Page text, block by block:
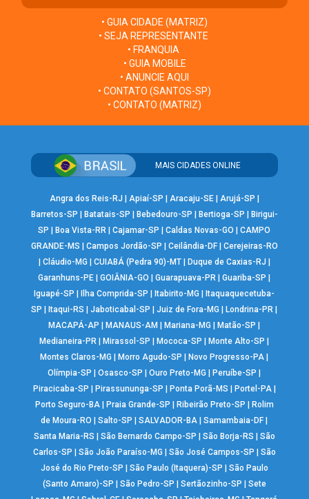
• GUIA CIDADE (MATRIZ)
• SEJA REPRESENTANTE
• FRANQUIA
• GUIA MOBILE
• ANUNCIE AQUI
• CONTATO (SANTOS-SP)
• CONTATO (MATRIZ)
MAIS CIDADES ONLINE
Angra dos Reis-RJ | Apiaí-SP | Aracaju-SE| Arujá-SP |
Barretos-SP | Batatais-SP | Bebedouro-SP | Bertioga-SP | Birigui-
SP |Boa Vista-RR |Cajamar-SP |Caldas Novas-GO |CAMPO
GRANDE-MS | Campos Jordão-SP | Ceilândia-DF| Cerejeiras-RO
| Cláudio-MG | CUIABÁ (Pedra 90)-MT| Duque de Caxias-RJ |
Garanhuns-PE |GOIÂNIA-GO |Guarapuava-PR |Guariba-SP |
Iguapé-SP |Ilha Comprida-SP |Itabirito-MG |Itaquaquecetuba-
SP |Itaqui-RS |Jaboticabal-SP |Juiz de Fora-MG |Londrina-PR |
MACAPÁ-AP |MANAUS-AM |Mariana-MG |Matão-SP |
Medianeira-PR |Mirassol-SP |Mococa-SP |Monte Alto-SP |
Montes Claros-MG |Morro Agudo-SP |Novo Progresso-PA |
Olímpia-SP |Osasco-SP |Ouro Preto-MG |Peruíbe-SP |
Piracicaba-SP | Pirassununga-SP | Ponta Porã-MS | Portel-PA|
Porto Seguro-BA| Praia Grande-SP | Ribeirão Preto-SP | Rolim
de Moura-RO |Salto-SP |SALVADOR-BA |Samambaia-DF |
Santa Maria-RS | São Bernardo Campo-SP | São Borja-RS | São
Carlos-SP | São João Paraíso-MG | São José Campos-SP | São
José do Rio Preto-SP | São Paulo (Itaquera)-SP | São Paulo
(Santo Amaro)-SP | São Pedro-SP | Sertãozinho-SP | Sete